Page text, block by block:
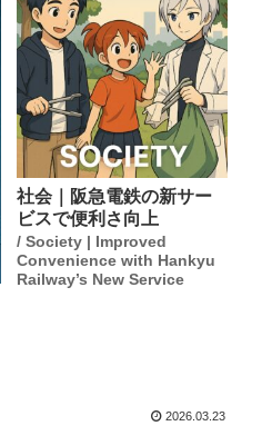
社会｜阪急電鉄の新サー
ビスで便利さ向上
/ Society | Improved
Convenience with Hankyu
Railway’s New Service
2026.03.23